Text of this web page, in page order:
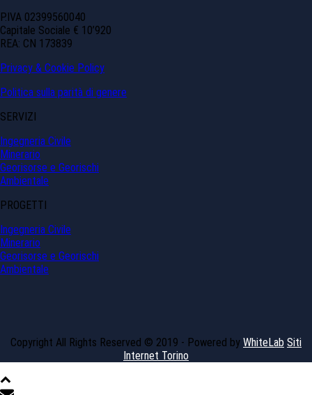
P.IVA 02399560040
Capitale Sociale € 10’920
REA: CN 173839
Privacy & Cookie Policy
Politica sulla parità di genere
SERVIZI
Ingegneria Civile
Minerario
Georisorse e Georischi
Ambientale
PROGETTI
Ingegneria Civile
Minerario
Georisorse e Georischi
Ambientale
Copyright All Rights Reserved © 2019 - Powered by WhiteLab Siti
Internet Torino